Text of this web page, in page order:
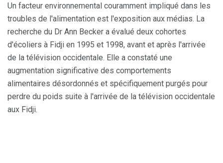
Un facteur environnemental couramment impliqué dans les
troubles de l'alimentation est l'exposition aux médias. La
recherche du Dr Ann Becker a évalué deux cohortes
d'écoliers à Fidji en 1995 et 1998, avant et après l'arrivée
de la télévision occidentale. Elle a constaté une
augmentation significative des comportements
alimentaires désordonnés et spécifiquement purgés pour
perdre du poids suite à l'arrivée de la télévision occidentale
aux Fidji.